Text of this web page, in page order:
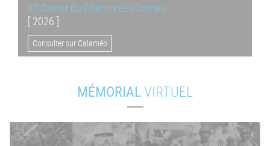
#7 Carnet du Chemin des Dames
[ 2026 ]
Consulter sur Calaméo
MÉMORIALVIRTUEL